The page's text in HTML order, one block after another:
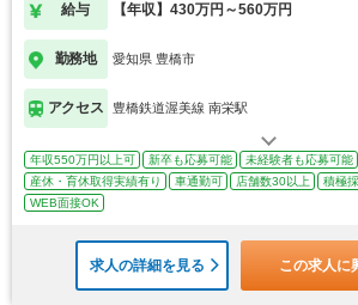
給与 【年収】430万円～560万円
勤務地 愛知県 豊橋市
アクセス 豊橋鉄道渥美線 南栄駅
年収550万円以上可 新卒も応募可能 未経験者も応募可能
産休・育休取得実績有り
車通勤可 店舗数30以上 積極
WEB面接OK
求人の詳細を見る この求人に